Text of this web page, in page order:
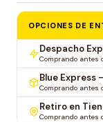
OPCIONES DE
Despacho
Comprando antes
Blue Express
Comprando antes
Retiro en
Comprando antes